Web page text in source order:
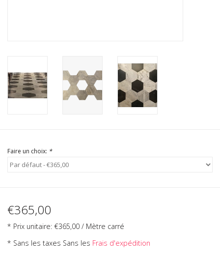
Cartes Cadeaux
Faire un choix: *
€365,00
* Prix unitaire: €365,00 / Mètre carré
* Sans les taxes Sans les Frais d'expédition